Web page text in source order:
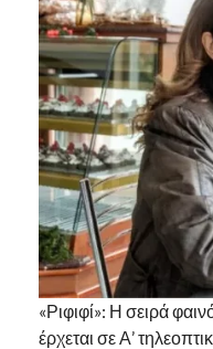
«Ριφιφί»: Η σειρά
έρχεται σε Α’